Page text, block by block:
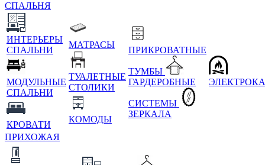
СПАЛЬНЯ
ИНТЕРЬЕРЫ
СПАЛЬНИ
МОДУЛЬНЫЕ
СПАЛЬНИ
КРОВАТИ
МАТРАСЫ
ТУАЛЕТНЫЕ
СТОЛИКИ
КОМОДЫ
ПРИКРОВАТНЫЕ
ТУМБЫ
ГАРДЕРОБНЫЕ
СИСТЕМЫ
ЗЕРКАЛА
ПРИХОЖАЯ